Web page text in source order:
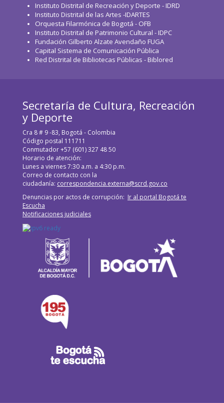
Instituto Distrital de Recreación y Deporte - IDRD
Instituto Distrital de las Artes -IDARTES
Orquesta Filarmónica de Bogotá - OFB
Instituto Distrital de Patrimonio Cultural - IDPC
Fundación Gilberto Alzate Avendaño FUGA
Capital Sistema de Comunicación Pública
Red Distrital de Bibliotecas Públicas - Biblored
Secretaría de Cultura, Recreación
y Deporte
Cra 8 # 9 -83, Bogotá - Colombia
Código postal 111711
Conmutador +57 (601) 327 48 50
Horario de atención:
Lunes a viernes 7:30 a.m. a 4:30 p.m.
Correo de contacto con la
ciudadanía: correspondencia.externa@scrd.gov.co
Denuncias por actos de corrupción: Ir al portal Bogotá te
Escucha
Notificaciones judiciales